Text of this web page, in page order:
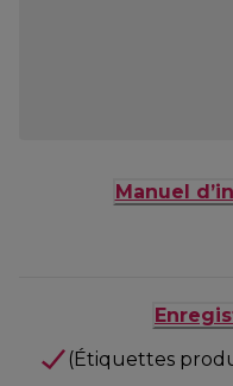
Manuel
(Étiquettes